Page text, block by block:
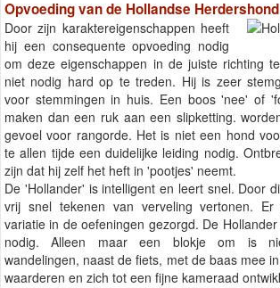
Opvoeding van de Hollandse Herdershond
Door zijn karaktereigenschappen heeft
hij een consequente opvoeding nodig
om deze eigenschappen in de juiste richting
niet nodig hard op te treden. Hij is zeer
voor stemmingen in huis. Een boos 'nee' of
maken dan een ruk aan een slipketting.
gevoel voor rangorde. Het is niet een hond
te allen tijde een duidelijke leiding nodig.
zijn dat hij zelf het heft in 'pootjes' neemt.
De 'Hollander' is intelligent en leert snel. Door
vrij snel tekenen van verveling vertonen.
variatie in de oefeningen gezorgd. De
nodig. Alleen maar een blokje om is
wandelingen, naast de fiets, met de baas mee
waarderen en zich tot een fijne kameraad